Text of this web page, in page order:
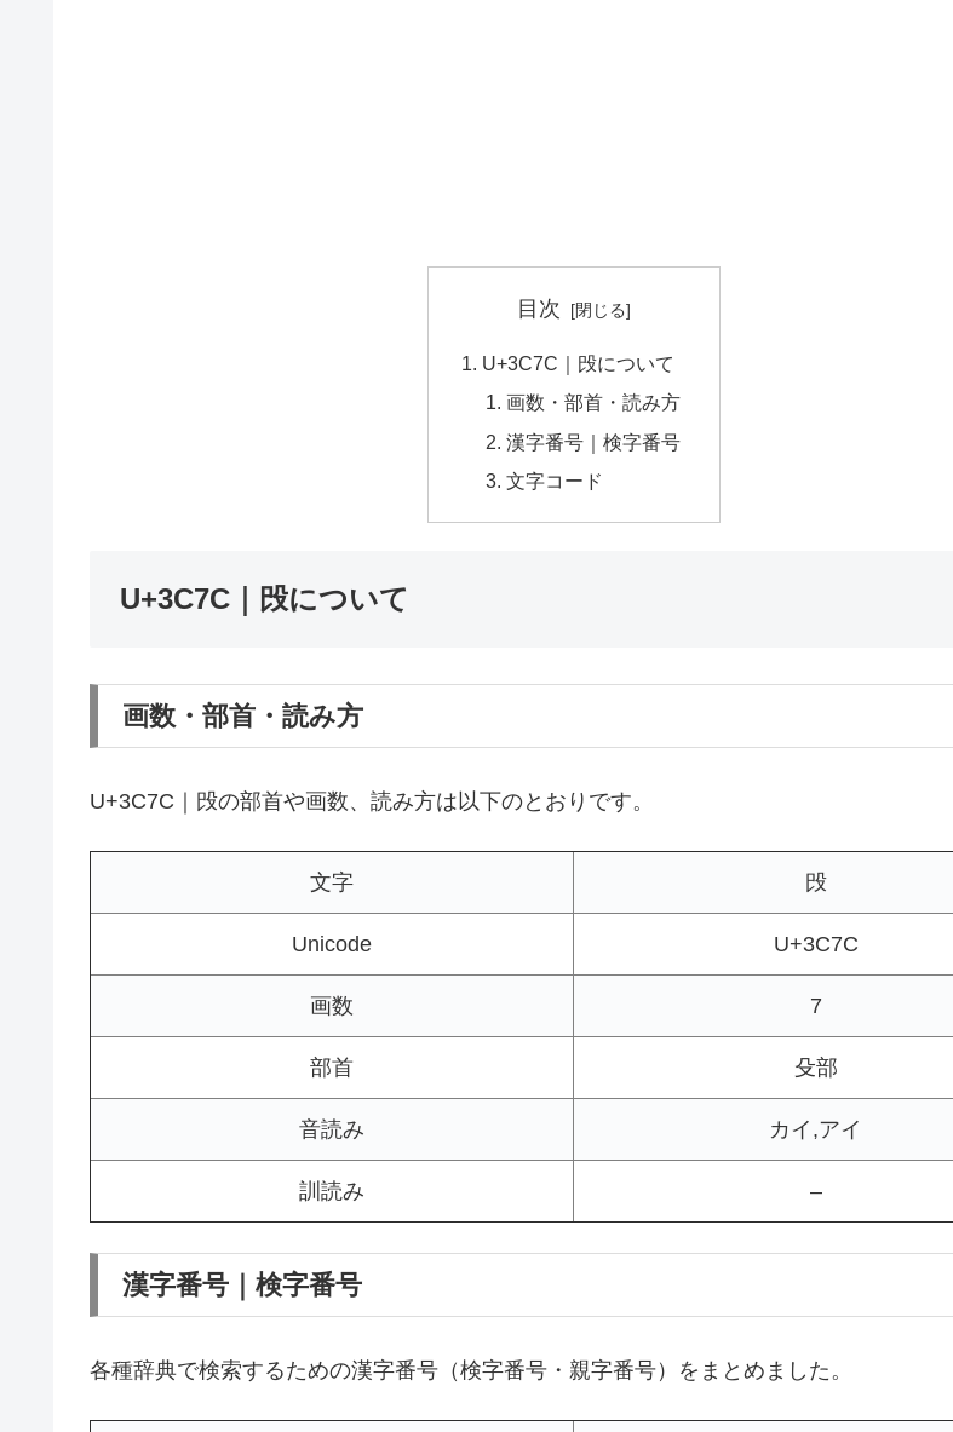
目次
U+3C7C｜㱼について
画数・部首・読み方
漢字番号｜検字番号
文字コード
U+3C7C｜㱼について
画数・部首・読み方
U+3C7C｜㱼の部首や画数、読み方は以下のとおりです。
文字 㱼
Unicode U+3C7C
画数 7
部首 殳部
音読み カイ,アイ
訓読み –
漢字番号｜検字番号
各種辞典で検索するための漢字番号（検字番号・親字番号）をまとめました。